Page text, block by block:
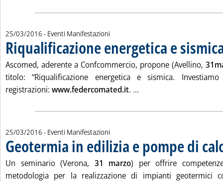
25/03/2016 - Eventi Manifestazioni
Riqualificazione energetica e
Ascomed, aderente a Confcommercio, propone (Avellino,
titolo: “Riqualificazione energetica e sismica.
registrazioni: www.federcomated.it. ...
25/03/2016 - Eventi Manifestazioni
Geotermia in edilizia e pompe di
Un seminario (Verona, 31 marzo) per offrire
metodologia per la realizzazione di impianti geotermici